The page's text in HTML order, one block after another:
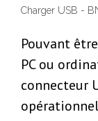
Charger USB -
Pouvant
PC ou
connecteur